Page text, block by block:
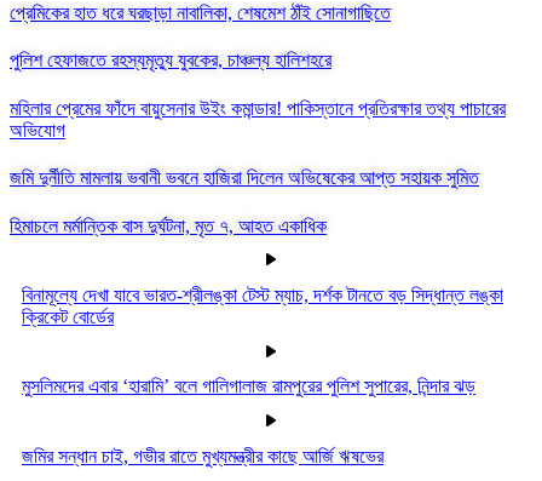
প্রেমিকের হাত ধরে ঘরছাড়া নাবালিকা, শেষমেশ ঠাঁই সোনাগাছিতে
পুলিশ হেফাজতে রহস্যমৃত্যু যুবকের, চাঞ্চল্য হালিশহরে
মহিলার প্রেমের ফাঁদে বায়ুসেনার উইং কমান্ডার! পাকিস্তানে প্রতিরক্ষার তথ্য পাচারের
অভিযোগ
জমি দুর্নীতি মামলায় ভবানী ভবনে হাজিরা দিলেন অভিষেকের আপ্ত সহায়ক সুমিত
হিমাচলে মর্মান্তিক বাস দুর্ঘটনা, মৃত ৭, আহত একাধিক
বিনামূল্যে দেখা যাবে ভারত-শ্রীলঙ্কা টেস্ট ম্যাচ, দর্শক টানতে বড় সিদ্ধান্ত লঙ্কা
ক্রিকেট বোর্ডের
মুসলিমদের এবার ‘হারামি’ বলে গালিগালাজ রামপুরের পুলিশ সুপারের, নিন্দার ঝড়
জমির সন্ধান চাই, গভীর রাতে মুখ্যমন্ত্রীর কাছে আর্জি ঋষভের